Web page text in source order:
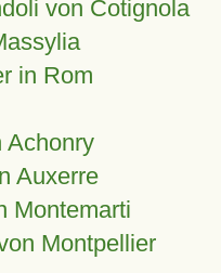
von Cotignola
in Rom
Achonry
Auxerre
Montemarti
Montpellier